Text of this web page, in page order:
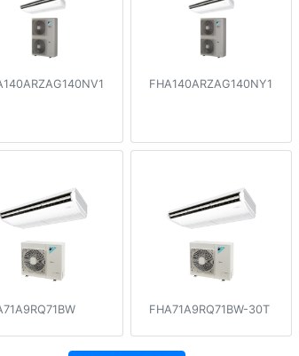
FHA140ARZAG140NY1
FHA71A9RQ71BW-30T